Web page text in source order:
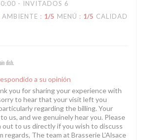
- INVITADOS 6
AMBIENTE : 1/5 MENÚ : 1/5 CALIDAD
dish.
a su opinión
you for sharing your experience with
to hear that your visit left you
regarding the billing. Your
us, and we genuinely hear you. Please
to us directly if you wish to discuss
regards, The team at Brasserie L'Alsace